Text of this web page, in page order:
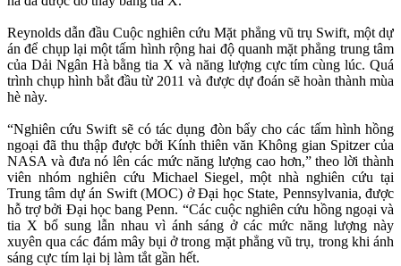
Reynolds dẫn đầu Cuộc nghiên cứu Mặt phẳng vũ trụ Swift, một dự
án để chụp lại một tấm hình rộng hai độ quanh mặt phẳng trung tâm
của Dải Ngân Hà bằng tia X và năng lượng cực tím cùng lúc. Quá
trình chụp hình bắt đầu từ 2011 và được dự đoán sẽ hoàn thành mùa
hè này.
“Nghiên cứu Swift sẽ có tác dụng đòn bẩy cho các tấm hình hồng
ngoại đã thu thập được bởi Kính thiên văn Không gian Spitzer của
NASA và đưa nó lên các mức năng lượng cao hơn,” theo lời thành
viên nhóm nghiên cứu Michael Siegel, một nhà nghiên cứu tại
Trung tâm dự án Swift (MOC) ở Đại học State, Pennsylvania, được
hỗ trợ bởi Đại học bang Penn. “Các cuộc nghiên cứu hồng ngoại và
tia X bổ sung lẫn nhau vì ánh sáng ở các mức năng lượng này
xuyên qua các đám mây bụi ở trong mặt phẳng vũ trụ, trong khi ánh
sáng cực tím lại bị làm tắt gần hết.